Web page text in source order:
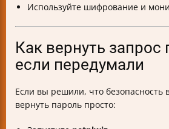
Используйте шифрование и
Как вернуть запрос
если передумали
Если вы решили, что безопасность
вернуть пароль просто: